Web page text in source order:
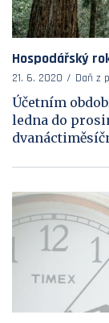
Hospodářský
21. 6. 2020 Daň z
Účetním
ledna do